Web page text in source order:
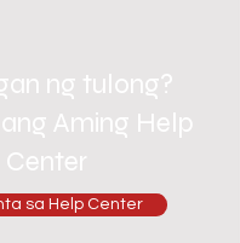
ng tulong?
Aming Help
Center
sa Help Center